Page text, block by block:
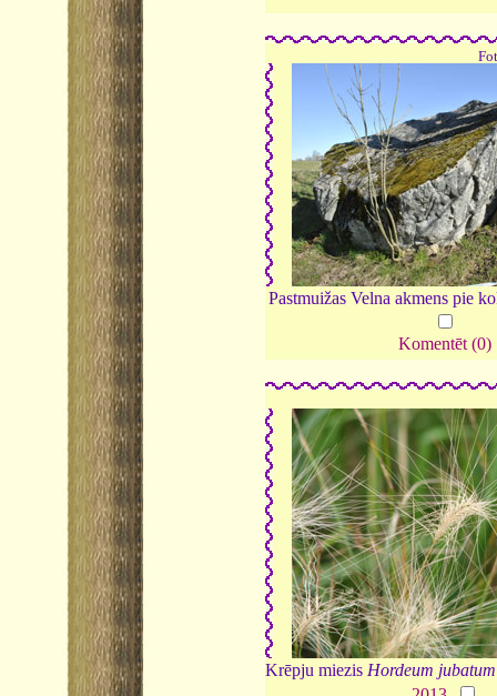
Pastmuižas Velna akmens pie
Komentēt (0)
Krēpju miezis Hordeum jubatum